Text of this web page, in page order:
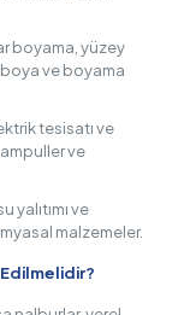
boyama, yüzey
ve boyama
tesisatı ve
ve
yalıtımı ve
malzemeler.
Edilmelidir?